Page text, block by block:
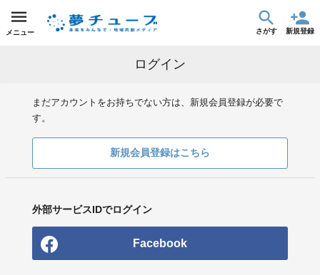
メニュー さがす 新規登録
ログイン
まだアカウントをお持ちでない方は、新規会員登録が必要で
す。
新規会員登録はこちら
外部サービスIDでログイン
Facebook